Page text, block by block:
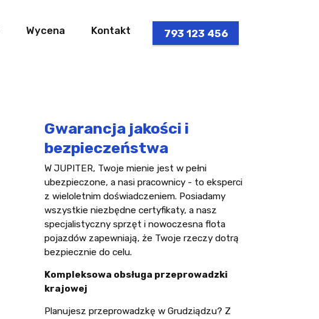
Wycena Kontakt 793 123 456
Gwarancja jakości i
bezpieczeństwa
W JUPITER, Twoje mienie jest w pełni
ubezpieczone, a nasi pracownicy - to eksperci
z wieloletnim doświadczeniem. Posiadamy
wszystkie niezbędne certyfikaty, a nasz
specjalistyczny sprzęt i nowoczesna flota
pojazdów zapewniają, że Twoje rzeczy dotrą
bezpiecznie do celu.
Kompleksowa obsługa przeprowadzki
krajowej
Planujesz przeprowadzkę w Grudziądzu? Z